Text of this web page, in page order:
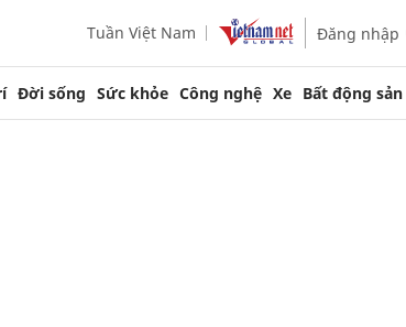
Tuần Việt Nam Đăng nhập
Đời sống Sức khỏe Công nghệ Xe Bất động sản